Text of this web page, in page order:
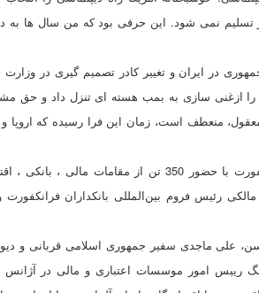
نمی شود. این حرفی بود که من سال ها به
ریاست جمهوری در ایران و تغییر کادر تصمیم گیری در
ازغنی سازی به بمب هسته ای تنزل داد و حق
منعطف است، زمان این فرا رسیده که اروپا و
سومین همایش بانکی و تجاری ایران و اروپا در فرانکفورت با
رئیس فروم بین‌المللی بانکداران فرانکفورت
هسن، علی ماجدی سفیر جمهوری اسلامی قربانی و
رییس امور موسسات اعتباری و مالی در آژانس